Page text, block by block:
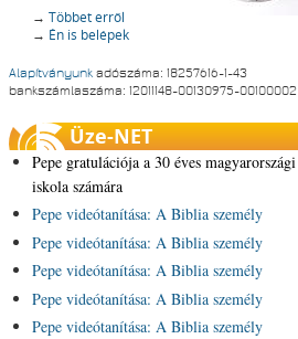
→ Többet erről
→ Én is belépek
Alapítványunk adószáma: 18257616-1-43
bankszámlaszáma: 12011148-00130975-00100002
Üze-NET
Pepe gratulációja a 30 éves magyarországi
iskola számára
Pepe videótanítása: A Biblia személy
Pepe videótanítása: A Biblia személy
Pepe videótanítása: A Biblia személy
Pepe videótanítása: A Biblia személy
Pepe videótanítása: A Biblia személy